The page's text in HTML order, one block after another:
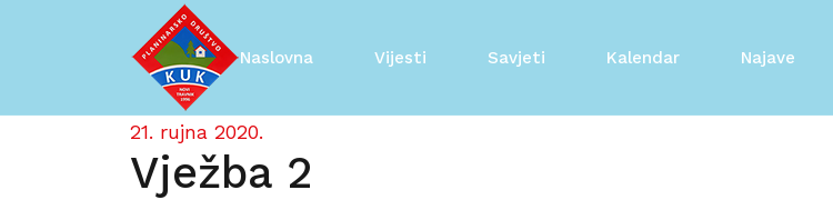
Naslovna Vijesti Savjeti Kalendar Najave
21. rujna 2020.
Vježba 2